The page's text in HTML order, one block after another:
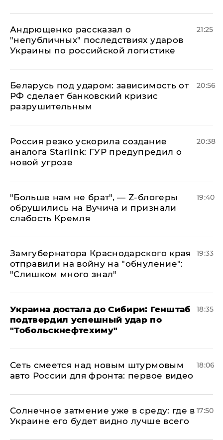
Андрющенко рассказал о
"непубличных" последствиях ударов
Украины по российской логистике
21:25
Беларусь под ударом: зависимость от
РФ сделает банковский кризис
разрушительным
20:56
​Россия резко ускорила создание
аналога Starlink: ГУР предупредил о
новой угрозе
20:38
​"Больше нам не брат", — Z-блогеры
обрушились на Вучича и признали
слабость Кремля
19:40
Замгубернатора Краснодарского края
отправили на войну на "обнуление":
"Слишком много знал"
19:33
Украина достала до Сибири: Генштаб
подтвердил успешный удар по
"Тобольскнефтехиму"
18:35
Сеть смеется над новым штурмовым
авто России для фронта: первое видео
18:06
​Солнечное затмение уже в среду: где в
Украине его будет видно лучше всего
17:50